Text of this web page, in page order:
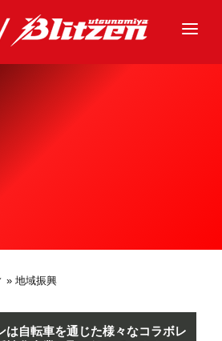
» 地域振興
は自転車を通じた様々なコラボレ